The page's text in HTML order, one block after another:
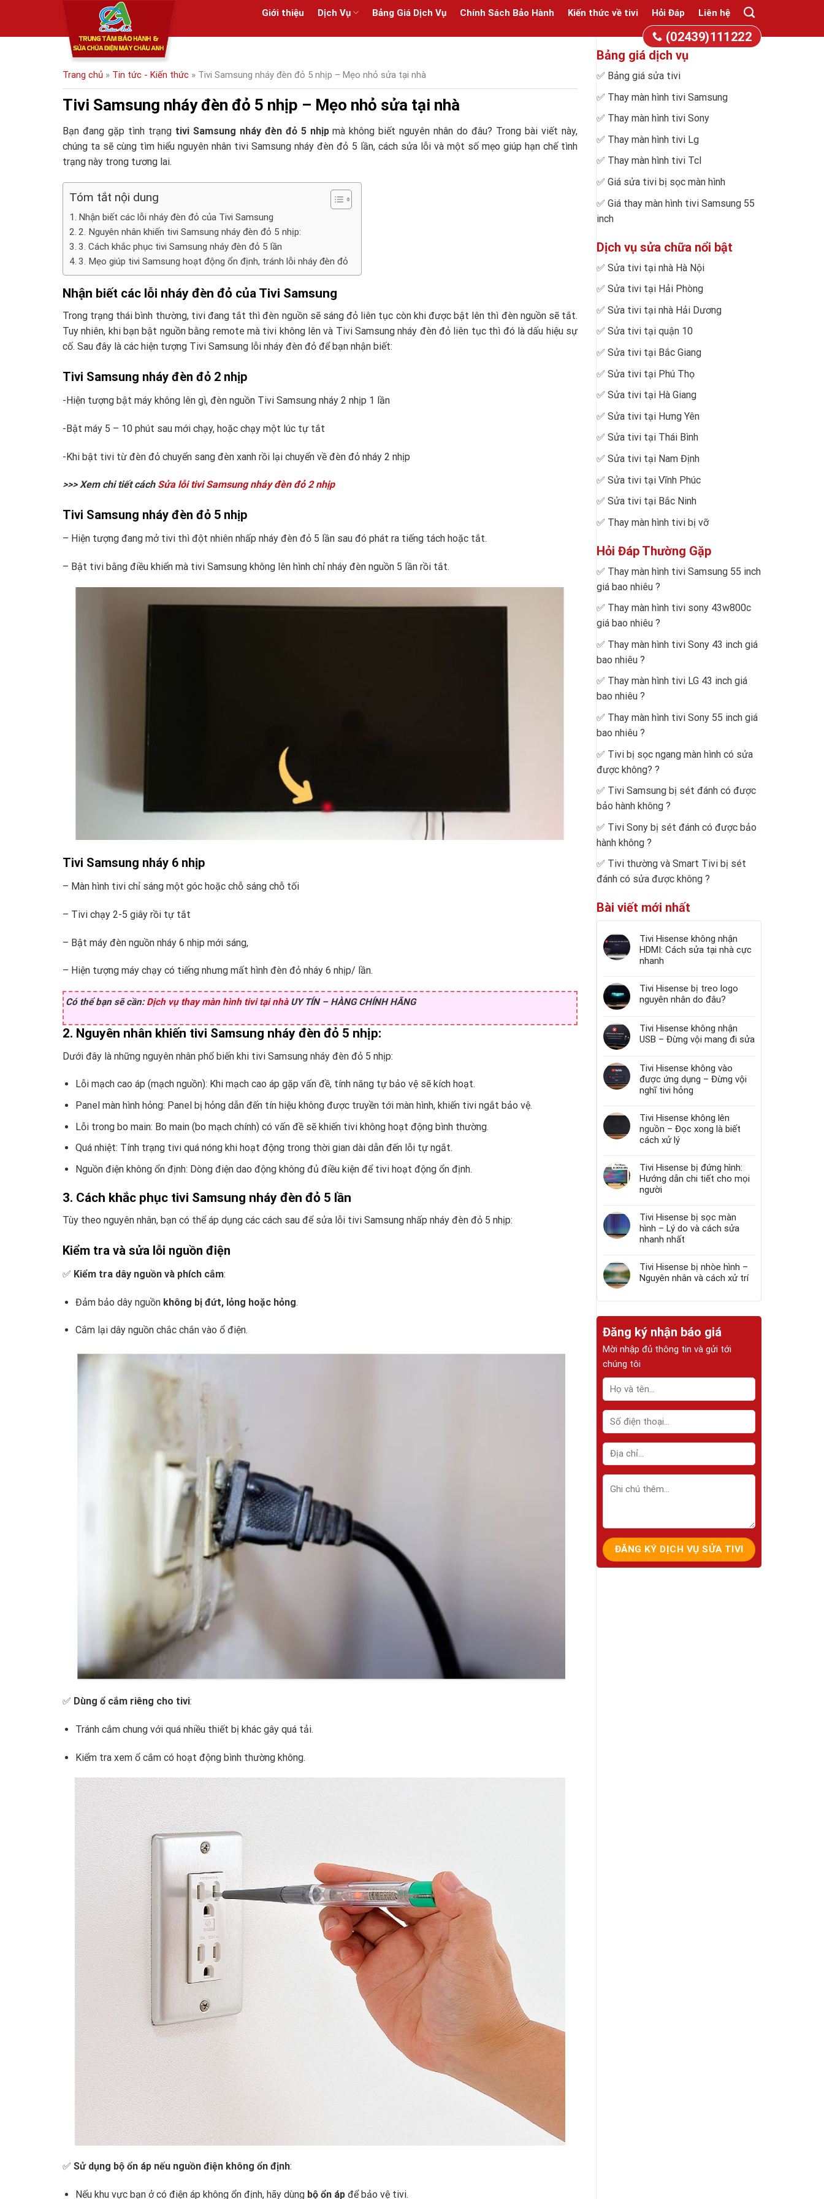
content
Giới thiệu Dịch Vụ Bảng Giá Dịch Vụ Chính Sách Bảo Hành Kiến thức về tivi Hỏi Đáp Liên hệ
(02439)111222
Trang chủ » Tin tức - Kiến thức » Tivi Samsung nháy đèn đỏ 5 nhịp – Mẹo nhỏ sửa tại nhà
Tivi Samsung nháy đèn đỏ 5 nhịp – Mẹo nhỏ sửa tại nhà
Bạn đang gặp tình trạng tivi Samsung nháy đèn đỏ 5 nhịpmà không biết nguyên nhân do đâu? Trong bài viết này,
chúng ta sẽ cùng tìm hiểu nguyên nhân tivi Samsung nháy đèn đỏ 5 lần, cách sửa lỗi và một số mẹo giúp hạn chế tình
trạng này trong tương lai.
Tóm tắt nội dung
Nhận biết các lỗi nháy đèn đỏ của Tivi Samsung
2. Nguyên nhân khiến tivi Samsung nháy đèn đỏ 5 nhịp:
3. Cách khắc phục tivi Samsung nháy đèn đỏ 5 lần
3. Mẹo giúp tivi Samsung hoạt động ổn định, tránh lỗi nháy đèn đỏ
Nhận biết các lỗi nháy đèn đỏ của Tivi Samsung
Trong trạng thái bình thường, tivi đang tắt thì đèn nguồn sẽ sáng đỏ liên tục còn khi được bật lên thì đèn nguồn sẽ tắt.
Tuy nhiên, khi bạn bật nguồn bằng remote mà tivi không lên và Tivi Samsung nháy đèn đỏ liên tục thì đó là dấu hiệu sự
cố. Sau đây là các hiện tượng Tivi Samsung lỗi nháy đèn đỏ để bạn nhận biết:
Tivi Samsung nháy đèn đỏ 2 nhịp
-Hiện tượng bật máy không lên gì, đèn nguồn Tivi Samsung nháy 2 nhịp 1 lần
-Bật máy 5 – 10 phút sau mới chạy, hoặc chạy một lúc tự tắt
-Khi bật tivi từ đèn đỏ chuyển sang đèn xanh rồi lại chuyển về đèn đỏ nháy 2 nhịp
>>> Xem chi tiết cách Sửa lỗi tivi Samsung nháy đèn đỏ 2 nhịp
Tivi Samsung nháy đèn đỏ 5 nhịp
– Hiện tượng đang mở tivi thì đột nhiên nhấp nháy đèn đỏ 5 lần sau đó phát ra tiếng tách hoặc tắt.
– Bật tivi bằng điều khiển mà tivi Samsung không lên hình chỉ nháy đèn nguồn 5 lần rồi tắt.
Tivi Samsung nháy 6 nhịp
– Màn hình tivi chỉ sáng một góc hoặc chỗ sáng chỗ tối
– Tivi chạy 2-5 giây rồi tự tắt
– Bật máy đèn nguồn nháy 6 nhịp mới sáng,
– Hiện tượng máy chạy có tiếng nhưng mất hình đèn đỏ nháy 6 nhịp/ lần.
Có thể bạn sẽ cần: Dịch vụ thay màn hình tivi tại nhàUY TÍN – HÀNG CHÍNH HÃNG
2. Nguyên nhân khiến tivi Samsung nháy đèn đỏ 5 nhịp:
Dưới đây là những nguyên nhân phổ biến khi tivi Samsung nháy đèn đỏ 5 nhịp:
Lỗi mạch cao áp (mạch nguồn): Khi mạch cao áp gặp vấn đề, tính năng tự bảo vệ sẽ kích hoạt.
Panel màn hình hỏng: Panel bị hỏng dẫn đến tín hiệu không được truyền tới màn hình, khiến tivi ngắt bảo vệ.
Lỗi trong bo main: Bo main (bo mạch chính) có vấn đề sẽ khiến tivi không hoạt động bình thường.
Quá nhiệt: Tính trạng tivi quá nóng khi hoạt động trong thời gian dài dẫn đến lỗi tự ngắt.
Nguồn điện không ổn định: Dòng điện dao động không đủ điều kiện để tivi hoạt động ổn định.
3. Cách khắc phục tivi Samsung nháy đèn đỏ 5 lần
Tùy theo nguyên nhân, bạn có thể áp dụng các cách sau để sửa lỗi tivi Samsung nhấp nháy đèn đỏ 5 nhịp:
Kiểm tra và sửa lỗi nguồn điện
✅ Kiểm tra dây nguồn và phích cắm:
Đảm bảo dây nguồn không bị đứt, lỏng hoặc hỏng.
Cắm lại dây nguồn chắc chắn vào ổ điện.
✅ Dùng ổ cắm riêng cho tivi:
Tránh cắm chung với quá nhiều thiết bị khác gây quá tải.
Kiểm tra xem ổ cắm có hoạt động bình thường không.
✅ Sử dụng bộ ổn áp nếu nguồn điện không ổn định:
Nếu khu vực bạn ở có điện áp không ổn định, hãy dùng bộ ổn ápđể bảo vệ tivi.
Bảng giá dịch vụ
✅ Bảng giá sửa tivi
✅ Thay màn hình tivi Samsung
✅ Thay màn hình tivi Sony
✅ Thay màn hình tivi Lg
✅ Thay màn hình tivi Tcl
✅ Giá sửa tivi bị sọc màn hình
✅ Giá thay màn hình tivi Samsung 55
inch
Dịch vụ sửa chữa nổi bật
✅ Sửa tivi tại nhà Hà Nội
✅ Sửa tivi tại Hải Phòng
✅ Sửa tivi tại nhà Hải Dương
✅ Sửa tivi tại quận 10
✅ Sửa tivi tại Bắc Giang
✅ Sửa tivi tại Phú Thọ
✅ Sửa tivi tại Hà Giang
✅ Sửa tivi tại Hưng Yên
✅ Sửa tivi tại Thái Bình
✅ Sửa tivi tại Nam Định
✅ Sửa tivi tại Vĩnh Phúc
✅ Sửa tivi tại Bắc Ninh
✅ Thay màn hình tivi bị vỡ
Hỏi Đáp Thường Gặp
✅ Thay màn hình tivi Samsung 55 inch
giá bao nhiêu ?
✅ Thay màn hình tivi sony 43w800c
giá bao nhiêu ?
✅ Thay màn hình tivi Sony 43 inch giá
bao nhiêu ?
✅ Thay màn hình tivi LG 43 inch giá
bao nhiêu ?
✅ Thay màn hình tivi Sony 55 inch giá
bao nhiêu ?
✅ Tivi bị sọc ngang màn hình có sửa
được không? ?
✅ Tivi Samsung bị sét đánh có được
bảo hành không ?
✅ Tivi Sony bị sét đánh có được bảo
hành không ?
✅ Tivi thường và Smart Tivi bị sét
đánh có sửa được không ?
Bài viết mới nhất
Tivi Hisense không nhận
HDMI: Cách sửa tại nhà cực
nhanh
Tivi Hisense bị treo logo
nguyên nhân do đâu?
Tivi Hisense không nhận
USB – Đừng vội mang đi sửa
Tivi Hisense không vào
được ứng dụng – Đừng vội
nghĩ tivi hỏng
Tivi Hisense không lên
nguồn – Đọc xong là biết
cách xử lý
Tivi Hisense bị đứng hình:
Hướng dẫn chi tiết cho mọi
người
Tivi Hisense bị sọc màn
hình – Lý do và cách sửa
nhanh nhất
Tivi Hisense bị nhòe hình –
Nguyên nhân và cách xử trí
Đăng ký nhận báo giá
Mời nhập đủ thông tin và gửi tới
chúng tôi